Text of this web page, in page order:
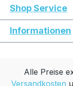
Shop Service
Informationen
Alle Preise
Versandkosten